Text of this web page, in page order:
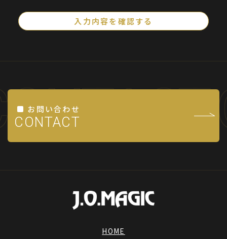
5年法律第57号、以下「個人情報保護法」といいま
す。）にいう「個人情報」を指し、生存する個人に関す
第2条（個人情報の取得と利用）
当社は、以下の目的に必要な範囲で、ご本人の個⼈情報
を取得し、取得した情報を利用させていただきます。 以
事前に適切な⽅法でご本人からの同意を得るものとしま
求人採用における面接の日時および、選考結果の連
取得した閲覧・購買履歴等の情報を分析し、ユーザ
入力内容を確認する
お問い合わせ
CONTACT
HOME